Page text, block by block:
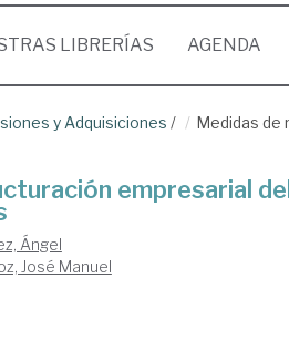
LIBRERÍAS AGENDA
y Adquisiciones /
Medidas de
empresarial
Ángel
José Manuel